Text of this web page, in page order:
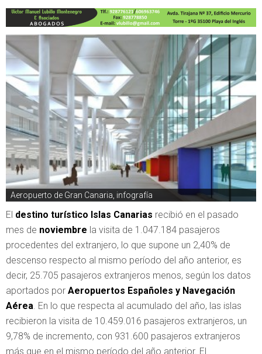
Aeropuerto de Gran Canaria, infografía
El destino turístico Islas Canarias recibió en el pasado
mes de noviembre la visita de 1.047.184 pasajeros
procedentes del extranjero, lo que supone un 2,40% de
descenso respecto al mismo período del año anterior, es
decir, 25.705 pasajeros extranjeros menos, según los datos
aportados por Aeropuertos Españoles y Navegación
Aérea . En lo que respecta al acumulado del año, las islas
recibieron la visita de 10.459.016 pasajeros extranjeros, un
9,78% de incremento, con 931.600 pasajeros extranjeros
más que en el mismo período del año anterior. El